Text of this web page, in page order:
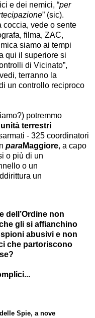
e dei nemici, “per
” (sic).
coccia, vede o sente
filma, ZAC,
siamo ai tempi
qui il superiore si
di Vicinato”,
terranno la
un controllo reciproco
potremmo
unità terrestri
- 325 coordinatori
paraMaggiore, a capo
o più di un
o un
un
dell’Ordine non
gli si affianchino
abusivi e non
che partoriscono
Spie, a nove